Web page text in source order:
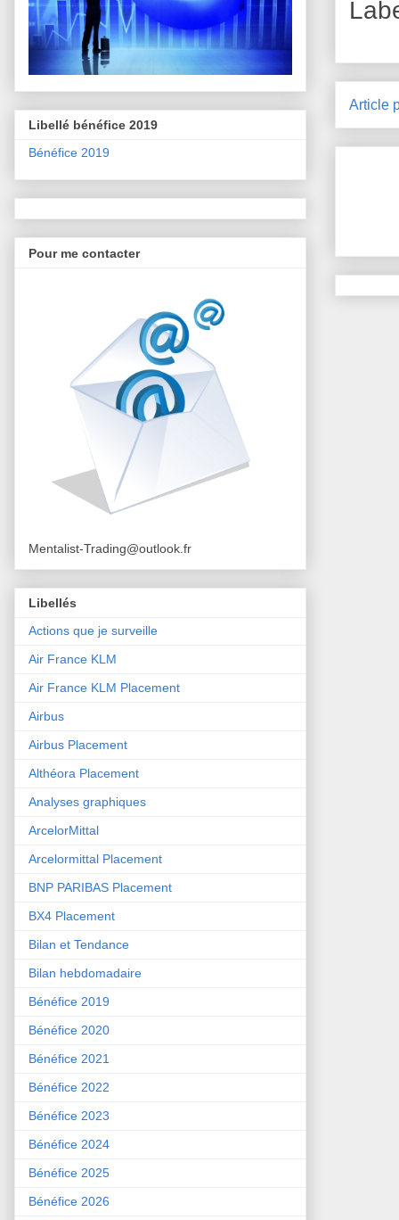
Article
Libellé bénéfice 2019
Bénéfice 2019
Pour me contacter
Mentalist-Trading@outlook.fr
Libellés
Actions que je surveille
Air France KLM
Air France KLM Placement
Airbus
Airbus Placement
Althéora Placement
Analyses graphiques
ArcelorMittal
Arcelormittal Placement
BNP PARIBAS Placement
BX4 Placement
Bilan et Tendance
Bilan hebdomadaire
Bénéfice 2019
Bénéfice 2020
Bénéfice 2021
Bénéfice 2022
Bénéfice 2023
Bénéfice 2024
Bénéfice 2025
Bénéfice 2026